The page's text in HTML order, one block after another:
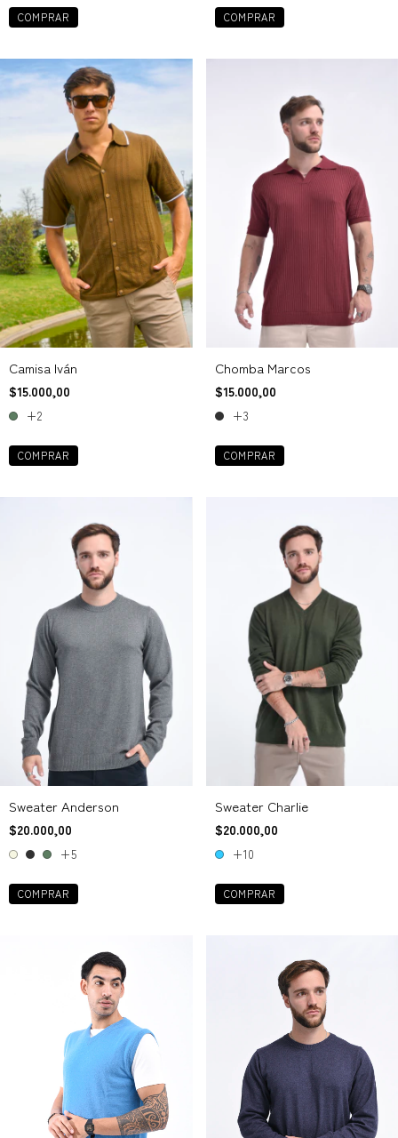
COMPRAR COMPRAR
Camisa Iván
$15.000,00
+2
COMPRAR
Chomba Marcos
$15.000,00
+3
COMPRAR
Sweater Anderson
$20.000,00
+5
COMPRAR
Sweater Charlie
$20.000,00
+10
COMPRAR